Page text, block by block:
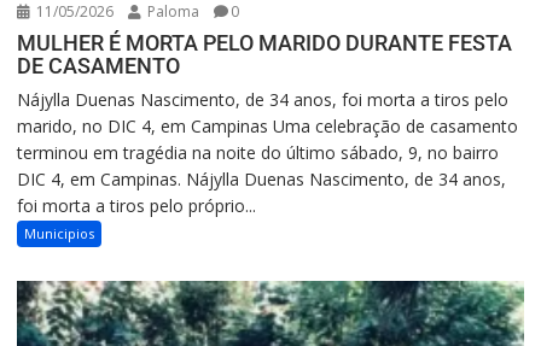
11/05/2026 Paloma 0
MULHER É MORTA PELO MARIDO DURANTE FESTA
DE CASAMENTO
Nájylla Duenas Nascimento, de 34 anos, foi morta a tiros pelo
marido, no DIC 4, em Campinas Uma celebração de casamento
terminou em tragédia na noite do último sábado, 9, no bairro
DIC 4, em Campinas. Nájylla Duenas Nascimento, de 34 anos,
foi morta a tiros pelo próprio...
Municipios